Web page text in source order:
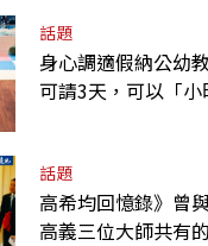
話題
身心調適假納公幼
可請3天，可以「小
話題
高希均回憶錄》曾
高義三位大師共有